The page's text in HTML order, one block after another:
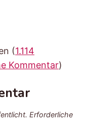
(1.114
Kommentar)
Erforderliche